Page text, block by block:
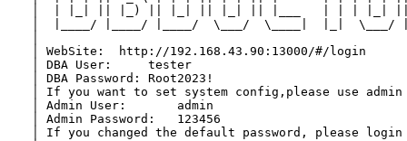
│  | |_| || |_) || |_| || |_| || |___   | | | |_| ||  _
│  |____/ |____/ |____/  \___/  \____|  |_|  \___/
│ WebSite:  http://192.168.43.90:13000/#/login
│ DBA User:     tester
│ DBA Password: Root2023!
│ If you want to set system config,please use
│ Admin User:       admin
│ Admin Password:   123456
│ If you changed the default password, please login